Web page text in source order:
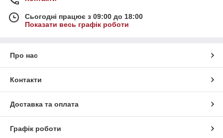
Сьогодні працює з 09:00 до 18:00
Показати весь графік роботи
Про нас
Контакти
Доставка та оплата
Графік роботи